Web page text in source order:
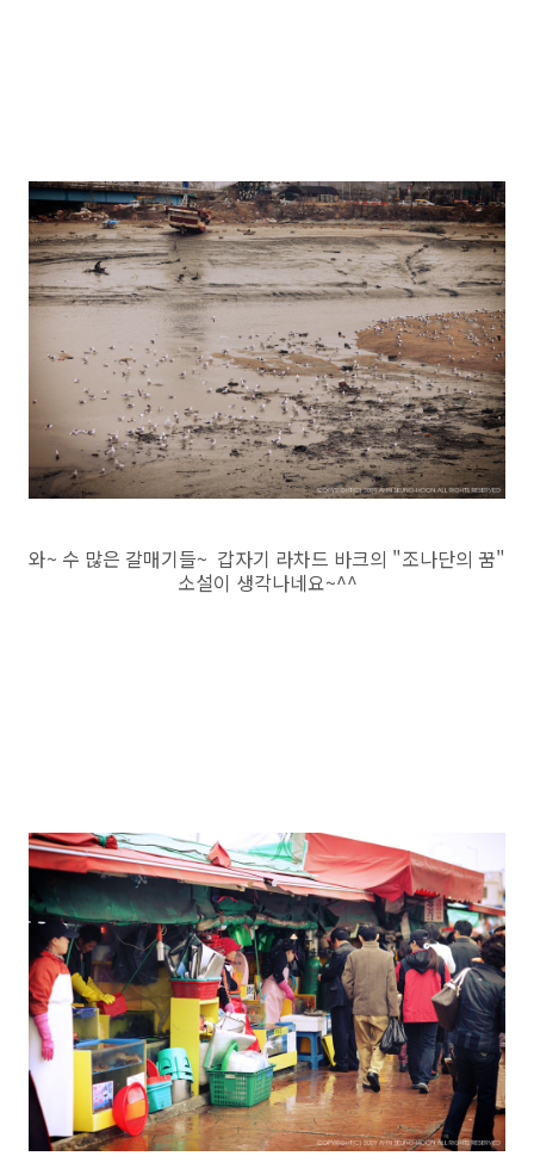
와~ 수 많은 갈매기들~ 갑자기 라차드 바크의 "조나단의 꿈"
소설이 생각나네요~^^